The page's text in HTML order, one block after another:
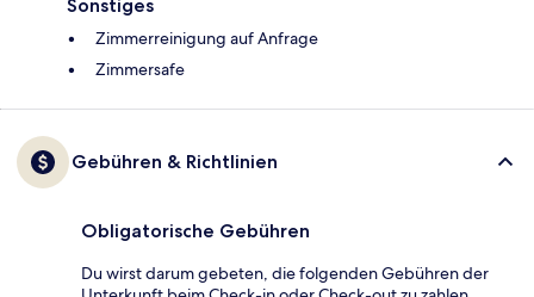
Sonstiges
Zimmerreinigung auf Anfrage
Zimmersafe
Gebühren & Richtlinien
Obligatorische Gebühren
Du wirst darum gebeten, die folgenden Gebühren der